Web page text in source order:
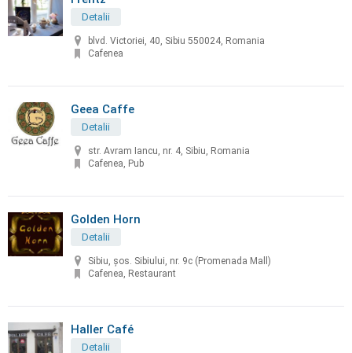
Detalii
blvd. Victoriei, 40, Sibiu 550024, Romania
Cafenea
Geea Caffe
Detalii
str. Avram Iancu, nr. 4, Sibiu, Romania
Cafenea, Pub
Golden Horn
Detalii
Sibiu, șos. Sibiului, nr. 9c (Promenada Mall)
Cafenea, Restaurant
Haller Café
Detalii